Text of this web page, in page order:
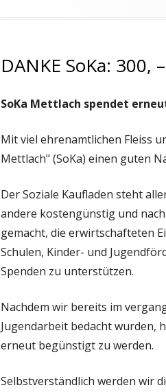
DANKE SoKa: 300,
SoKa Mettlach spendet
Mit viel ehrenamtlichen Fleiss
Mettlach" (SoKa) einen guten
Der Soziale Kaufladen steht
andere kostengünstig und
gemacht, die erwirtschafteten
Schulen, Kinder- und
Spenden zu unterstützen.
Nachdem wir bereits im
Jugendarbeit bedacht wurden,
erneut begünstigt zu werden.
Selbstverständlich werden wir